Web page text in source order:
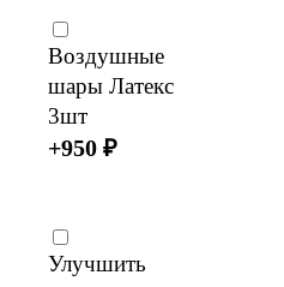
Воздушные
шары Латекс
3шт
+950₽
Улучшить